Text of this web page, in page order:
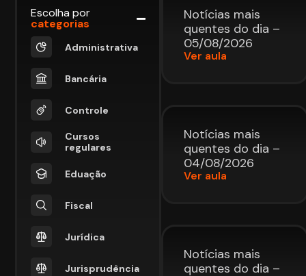
Escolha por
categorias
Administrativa
Bancária
Controle
Cursos
regulares
Eduação
Fiscal
Jurídica
Jurisprudência
Notícias mais
quentes do dia –
05/08/2026
Ver aula
Notícias mais
quentes do dia –
04/08/2026
Ver aula
Notícias mais
quentes do dia –